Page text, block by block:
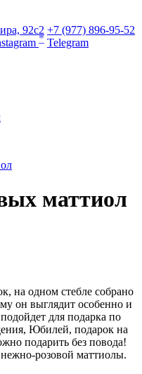
92с2 +7 (977) 896-95-52
* Telegram
маттиол
на одном стебле собрано
он выглядит особенно и
для подарка по
Юбилей, подарок на
подарить без повода!
нежно-розовой маттиолы.